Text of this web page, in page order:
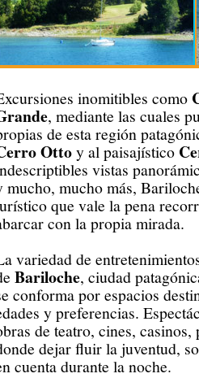
inomitibles como
, mediante las cuales
de esta región
Ottoy al paisajístico
vistas
mucho, mucho más,
que vale la pena
con la propia mirada.
variedad de
Bariloche, ciudad
conforma por espacios
y preferencias.
de teatro, cines,
dejar fluir la juventud,
cuenta durante la noche.